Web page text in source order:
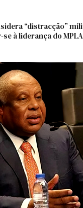
“distracção”
à liderança do MPLA